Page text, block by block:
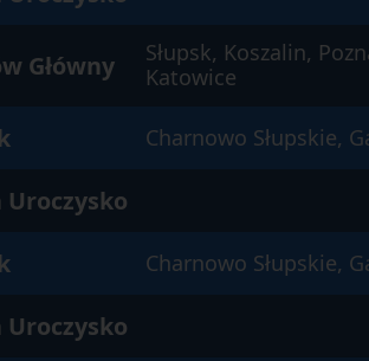
Główny
Słupsk, Koszalin,
Katowice
Charnowo Słupskie,
Uroczysko
Charnowo Słupskie,
Uroczysko